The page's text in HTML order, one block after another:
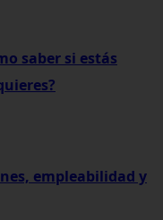
saber si estás
empleabilidad y